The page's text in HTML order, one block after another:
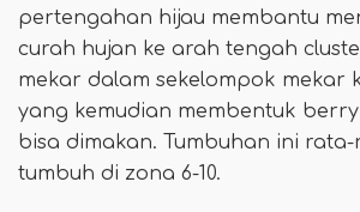
pertengahan hijau membantu
curah hujan ke arah tengah
mekar dalam sekelompok mekar
yang kemudian membentuk
bisa dimakan. Tumbuhan ini rata-
tumbuh di zona 6-10.